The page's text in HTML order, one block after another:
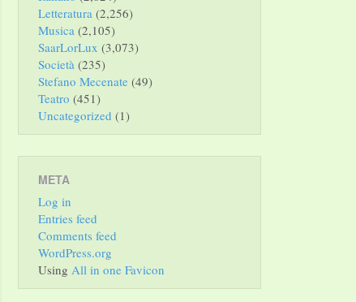
Letteratura (2,256)
Musica (2,105)
SaarLorLux (3,073)
Società (235)
Stefano Mecenate (49)
Teatro (451)
Uncategorized (1)
META
Log in
Entries feed
Comments feed
WordPress.org
Using All in one Favicon